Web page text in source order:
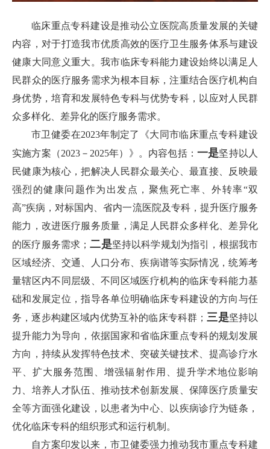
临床重点专科建设是推动公立医院高质量发展的关键
内容，对于打造我市优质高效的医疗卫生服务体系与建设
健康大同意义重大。我市临床专科能力建设始终以满足人
民群众的医疗服务需求为根本目标，注重结合医疗机构自
身优势，培育和发展特色专科与优势专科，以应对人民群
众多样化、差异化的医疗服务需求。
市卫健委在2023年制定了《大同市临床重点专科建设
实施方案（2023－2025年）》。内容包括： 一是坚持以人
民健康为核心，把解决人民群众最关心、最直接、反映最
强烈的健康问题作为出发点，聚焦死亡率、外转率“双
高”疾病，对标国内、省内一流医院及专科，提升医疗服务
能力，改进医疗服务质量，满足人民群众多样化、差异化
的医疗服务需求；二是坚持以科学规划为指引，根据我市
区域经济、交通、人口分布、疾病谱等实际情况，统筹考
量辖区内不同层级、不同区域医疗机构的临床专科能力基
础和发展定位，指导各单位明确临床专科建设的方向与任
务，逐步构建区域内优势互补的临床专科群； 三是坚持以
提升能力为导向，依据国家和省临床重点专科的规划发展
方向，持续从发挥特色技术、突破关键技术、提高诊疗水
平、扩大服务范围、增强辐射作用、提升学术地位影响
力、培养人才队伍、推动技术创新发展、保障医疗质量安
全等方面强化建设，以患者为中心、以疾病诊疗为链条，
优化临床专科的组织形式和运行机制。
自方案印发以来，市卫健委强力推动我市重点专科建